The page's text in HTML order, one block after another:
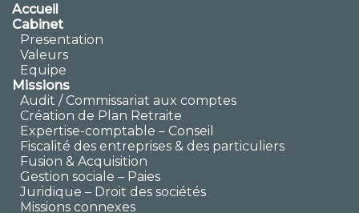
Accueil
Cabinet
Presentation
Valeurs
Equipe
Missions
Audit / Commissariat aux comptes
Création de Plan Retraite
Expertise-comptable – Conseil
Fiscalité des entreprises & des particuliers
Fusion & Acquisition
Gestion sociale – Paies
Juridique – Droit des sociétés
Missions connexes